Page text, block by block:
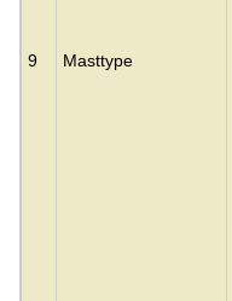
9 Masttype